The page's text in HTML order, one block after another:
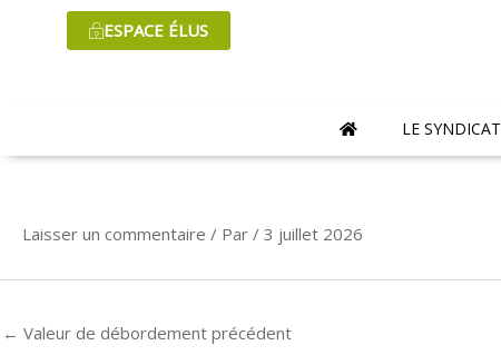
ESPACE ÉLUS
LE SYNDICAT
Laisser un commentaire / Par / 3 juillet 2026
← Valeur de débordement précédent